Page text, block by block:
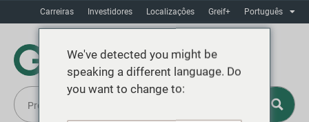
Carreiras Investidores Localizaçôes Greif+ Português
We've detected you might be
speaking a different language. Do
you want to change to: